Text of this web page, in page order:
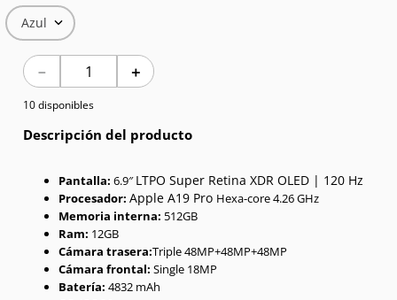
Azul
＋
－
10 disponibles
Descripción del producto
Pantalla: 6.9″LTPO Super Retina XDR OLED | 120 Hz
Procesador: Apple A19 Pro Hexa-core 4.26 GHz
Memoria interna: 512GB
Ram: 12GB
Cámara trasera:Triple 48MP+48MP+48MP
Cámara frontal: Single 18MP
Batería: 4832 mAh
7.
Red Magic
8.
Celulares
9.
Iphone 17
10. Audífonos